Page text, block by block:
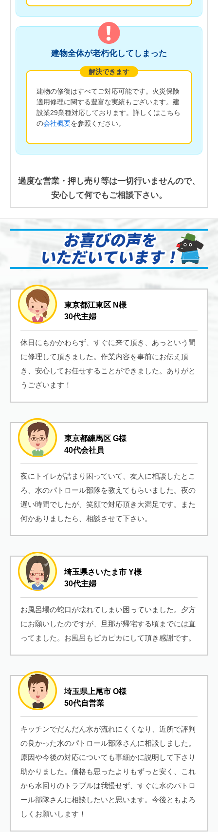
建物全体が老朽化してしまった
解決できます
建物の修復はすべてご対応可能です。火災保険
適用修理に関する豊富な実績もございます。建
設業29業種対応しております。詳しくはこちら
の会社概要を参照ください。
過度な営業・押し売り等は一切行いませんので、
安心して何でもご相談下さい。
東京都江東区 N様
30代主婦
休日にもかかわらず、すぐに来て頂き、あっという間
に修理して頂きました。作業内容を事前にお伝え頂
き、安心してお任せすることができました。ありがと
うございます！
東京都練馬区 G様
40代会社員
夜にトイレが詰まり困っていて、友人に相談したとこ
ろ、水のパトロール部隊を教えてもらいました。夜の
遅い時間でしたが、笑顔で対応頂き大満足です。また
何かありましたら、相談させて下さい。
埼玉県さいたま市 Y様
30代主婦
お風呂場の蛇口が壊れてしまい困っていました。夕方
にお願いしたのですが、旦那が帰宅する頃までには直
ってました。お風呂もピカピカにして頂き感謝です。
埼玉県上尾市 O様
50代自営業
キッチンでだんだん水が流れにくくなり、近所で評判
の良かった水のパトロール部隊さんに相談しました。
原因や今後の対応についても事細かに説明して下さり
助かりました。価格も思ったよりもずっと安く、これ
から水回りのトラブルは我慢せず、すぐに水のパトロ
ール部隊さんに相談したいと思います。今後ともよろ
しくお願いします！